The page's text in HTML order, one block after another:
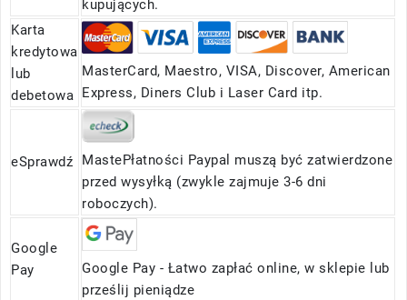
kupujących.
Karta
kredytowa
lub
debetowa
MasterCard, Maestro, VISA, Discover, American
Express, Diners Club i Laser Card itp.
eSprawdź
MastePłatności Paypal muszą być zatwierdzone
przed wysyłką (zwykle zajmuje 3-6 dni
roboczych).
Google
Pay
Google Pay - Łatwo zapłać online, w sklepie lub
prześlij pieniądze